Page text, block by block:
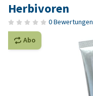
Herbivoren
0 Bewertungen
Abo